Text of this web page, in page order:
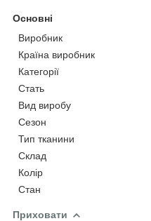
Основні
Виробник
Країна виробник
Категорії
Стать
Вид виробу
Сезон
Тип тканини
Склад
Колір
Стан
Приховати